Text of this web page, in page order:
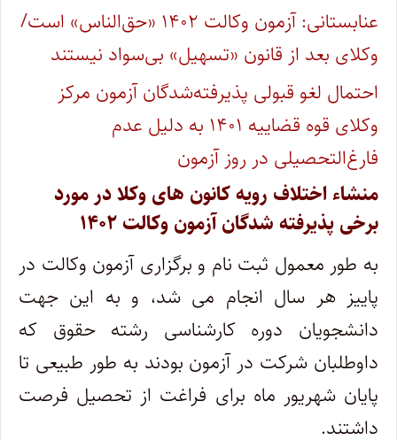
عنابستانی: آزمون وکالت ۱۴۰۲ «حق‌الناس» است/
وکلای بعد از قانون «تسهیل» بی‌سواد نیستند
احتمال لغو قبولی پذیرفته‌شدگان آزمون مرکز
وکلای قوه قضاییه ۱۴۰۱ به دلیل عدم
فارغ‌التحصیلی در روز آزمون
منشاء اختلاف رویه کانون های وکلا در مورد
برخی پذیرفته شدگان آزمون وکالت ۱۴۰۲
به طور معمول ثبت نام و برگزاری آزمون وکالت در
پاییز هر سال انجام می شد، و به این جهت
دانشجویان دوره کارشناسی رشته حقوق که
داوطلبان شرکت در آزمون بودند به طور طبیعی تا
پایان شهریور ماه برای فراغت از تحصیل فرصت
داشتند.